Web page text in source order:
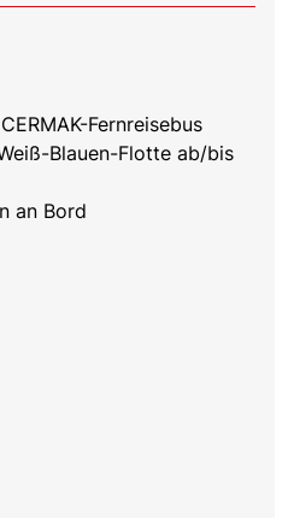
Fernreisebus
Blauen-Flotte ab/bis
an Bord